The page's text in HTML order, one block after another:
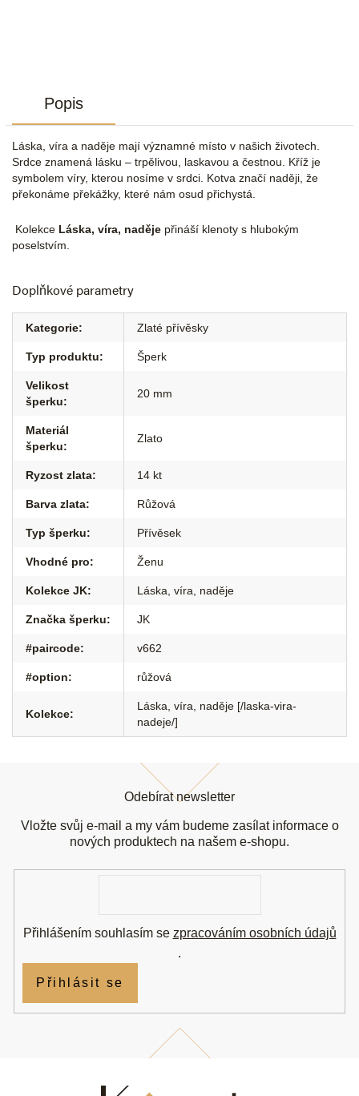
Popis
Láska, víra a naděje mají významné místo v našich životech.
Srdce znamená lásku – trpělivou, laskavou a čestnou. Kříž je
symbolem víry, kterou nosíme v srdci. Kotva značí naději, že
překonáme překážky, které nám osud přichystá.
Kolekce Láska, víra, naděje přináší klenoty s hlubokým
poselstvím.
Doplňkové parametry
Kategorie: Zlaté přívěsky
Typ produktu: Šperk
Velikost
šperku:
20 mm
Materiál
šperku:
Zlato
Ryzost zlata: 14 kt
Barva zlata: Růžová
Typ šperku: Přívěsek
Vhodné pro: Ženu
Kolekce JK: Láska, víra, naděje
Značka šperku: JK
#paircode: v662
#option: růžová
Kolekce:
Láska, víra, naděje [/laska-vira-
nadeje/]
Odebírat newsletter
Vložte svůj e-mail a my vám budeme zasílat informace o
nových produktech na našem e-shopu.
Přihlášením souhlasím se zpracováním osobních údajů
.
Přihlásit se